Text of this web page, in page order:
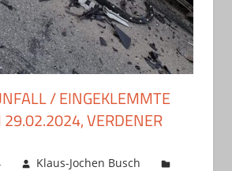
/ EINGEKLEMMTE
29.02.2024, VERDENER
Klaus-Jochen Busch